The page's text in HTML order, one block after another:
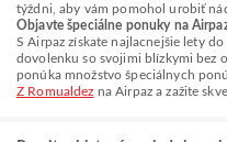
týždni, aby vám pomohol urobiť
Objavte špeciálne ponuky na
S Airpaz získate najlacnejšie lety
dovolenku so svojimi blízkymi bez
ponúka množstvo špeciálnych
Z Romualdez na Airpaz a zažite